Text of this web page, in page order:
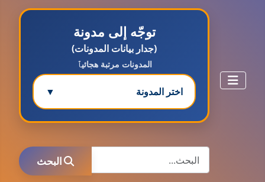
توجّه إلى مدونة
(جدار بيانات المدونات)
المدونات مرتبة هجائيٱ
اختر المدونة ▼
البحث
البحث